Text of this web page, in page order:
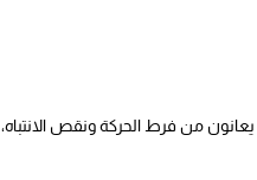
من فرط الحركة ونقص الانتباه،